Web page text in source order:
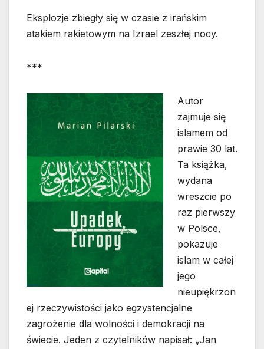
Eksplozje zbiegły się w czasie z irańskim
atakiem rakietowym na Izrael zeszłej nocy.
***
Autor
zajmuje się
islamem od
prawie 30 lat.
Ta książka,
wydana
wreszcie po
raz pierwszy
w Polsce,
pokazuje
islam w całej
jego
nieupiękrzon
ej rzeczywistości jako egzystencjalne
zagrożenie dla wolności i demokracji na
świecie. Jeden z czytelników napisał: „Jan